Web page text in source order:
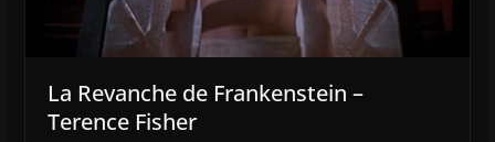
La Revanche de Frankenstein –
Terence Fisher